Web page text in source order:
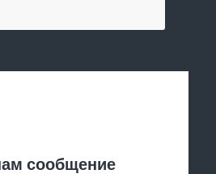
сообщение